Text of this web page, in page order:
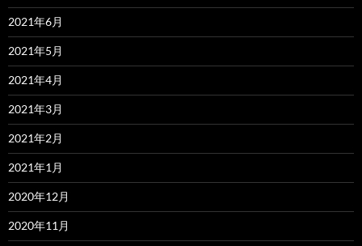
2021年6月
2021年5月
2021年4月
2021年3月
2021年2月
2021年1月
2020年12月
2020年11月